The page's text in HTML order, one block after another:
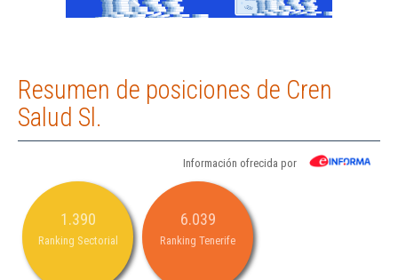
Resumen de posiciones de Cren
Salud Sl.
Información ofrecida por
1.390
Ranking Sectorial
6.039
Ranking Tenerife